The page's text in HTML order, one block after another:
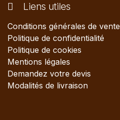
Liens utiles
Conditions générales de vente
Politique de confidentialité
Politique de cookies
Mentions légales
Demandez votre devis
Modalités de livraison